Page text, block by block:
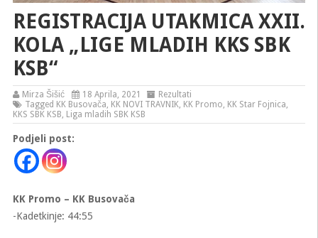
REGISTRACIJA UTAKMICA XXII.
KOLA „LIGE MLADIH KKS SBK
KSB“
Mirza Šišić 18 Aprila, 2021
Rezultati
Tagged KK Busovača, KK NOVI TRAVNIK, KK Promo, KK Star Fojnica,
KKS SBK KSB, Liga mladih SBK KSB
Podjeli post:
KK Promo – KK Busovača
-Kadetkinje: 44:55